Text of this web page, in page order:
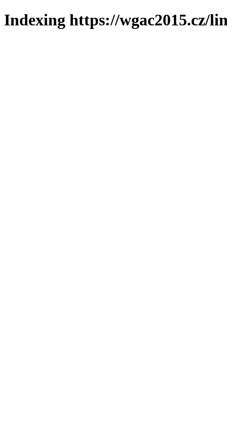
Indexing https://wgac2015.cz/